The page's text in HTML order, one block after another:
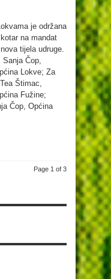
je održana
na mandat
tijela udruge.
Sanja Čop,
Lokve; Za
Štimac,
Fužine;
Čop, Općina
Page 1 of 3